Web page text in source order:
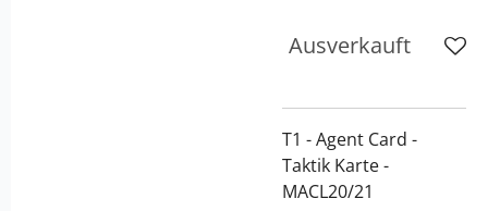
Ausverkauft
T1 - Agent Card -
Taktik Karte -
MACL20/21